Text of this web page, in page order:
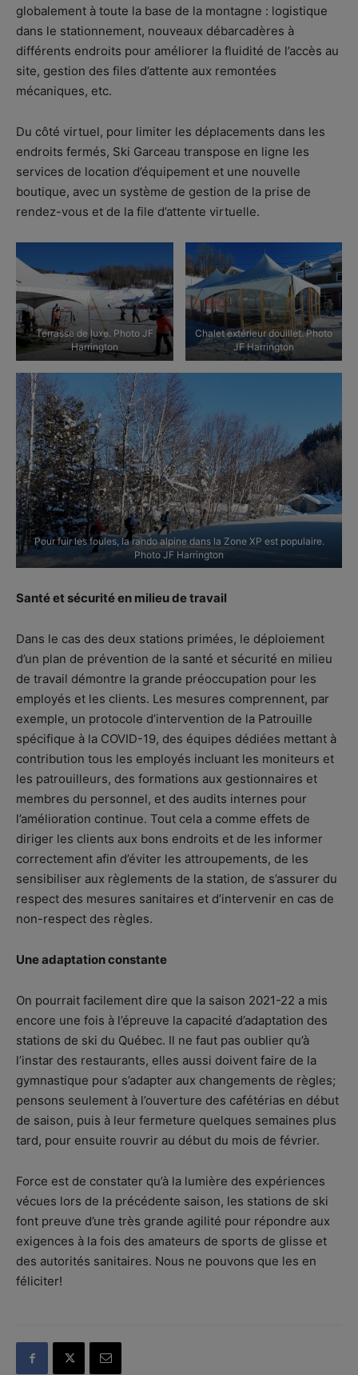
globalement à toute la base de la montagne : logistique
dans le stationnement, nouveaux débarcadères à
différents endroits pour améliorer la fluidité de l’accès au
site, gestion des files d’attente aux remontées
mécaniques, etc.
Du côté virtuel, pour limiter les déplacements dans les
endroits fermés, Ski Garceau transpose en ligne les
services de location d’équipement et une nouvelle
boutique, avec un système de gestion de la prise de
rendez-vous et de la file d’attente virtuelle.
Terrasse de luxe. Photo JF
Harrington
Chalet extérieur douillet. Photo
JF Harrington
Pour fuir les foules, la rando alpine dans la Zone XP est populaire.
Photo JF Harrington
Santé et sécurité en milieu de travail
Dans le cas des deux stations primées, le déploiement
d’un plan de prévention de la santé et sécurité en milieu
de travail démontre la grande préoccupation pour les
employés et les clients. Les mesures comprennent, par
exemple, un protocole d’intervention de la Patrouille
spécifique à la COVID-19, des équipes dédiées mettant à
contribution tous les employés incluant les moniteurs et
les patrouilleurs, des formations aux gestionnaires et
membres du personnel, et des audits internes pour
l’amélioration continue. Tout cela a comme effets de
diriger les clients aux bons endroits et de les informer
correctement afin d’éviter les attroupements, de les
sensibiliser aux règlements de la station, de s’assurer du
respect des mesures sanitaires et d’intervenir en cas de
non-respect des règles.
Une adaptation constante
On pourrait facilement dire que la saison 2021-22 a mis
encore une fois à l’épreuve la capacité d’adaptation des
stations de ski du Québec. Il ne faut pas oublier qu’à
l’instar des restaurants, elles aussi doivent faire de la
gymnastique pour s’adapter aux changements de règles;
pensons seulement à l’ouverture des cafétérias en début
de saison, puis à leur fermeture quelques semaines plus
tard, pour ensuite rouvrir au début du mois de février.
Force est de constater qu’à la lumière des expériences
vécues lors de la précédente saison, les stations de ski
font preuve d’une très grande agilité pour répondre aux
exigences à la fois des amateurs de sports de glisse et
des autorités sanitaires. Nous ne pouvons que les en
féliciter!